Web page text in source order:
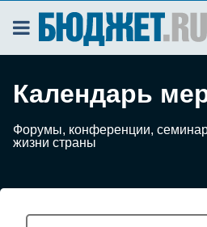
Календарь
Форумы, конференции,
жизни страны